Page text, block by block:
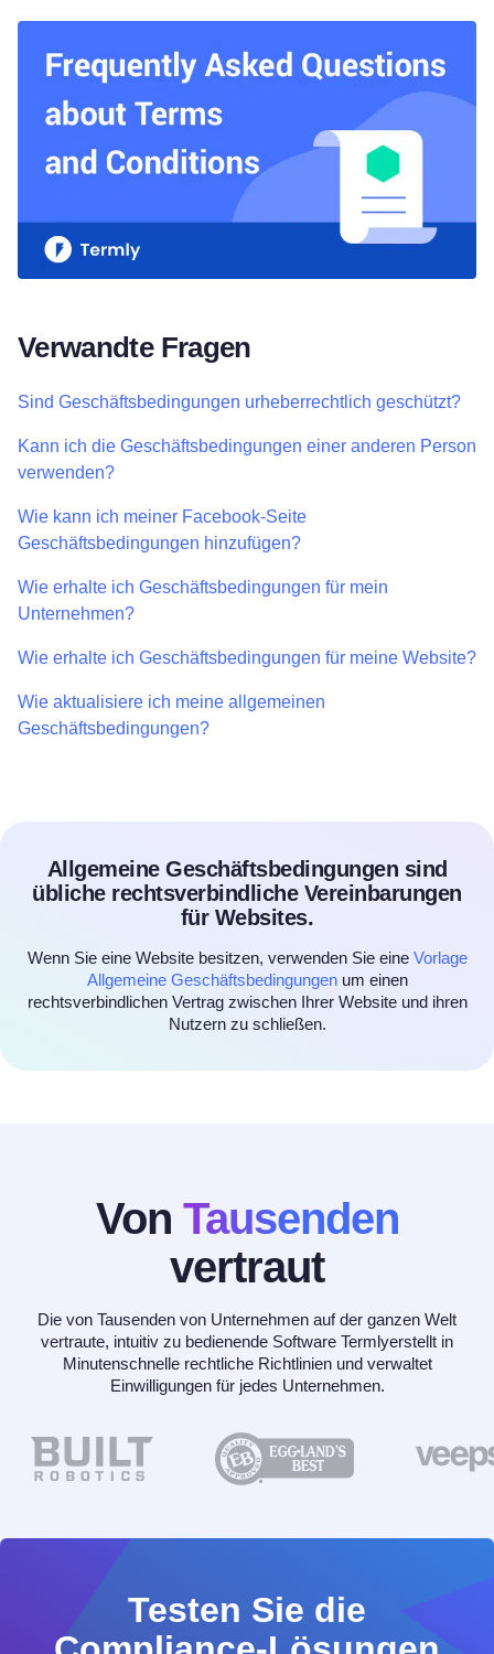
Verwandte Fragen
Sind Geschäftsbedingungen urheberrechtlich geschützt?
Kann ich die Geschäftsbedingungen einer anderen Person
verwenden?
Wie kann ich meiner Facebook-Seite
Geschäftsbedingungen hinzufügen?
Wie erhalte ich Geschäftsbedingungen für mein
Unternehmen?
Wie erhalte ich Geschäftsbedingungen für meine Website?
Wie aktualisiere ich meine allgemeinen
Geschäftsbedingungen?
Allgemeine Geschäftsbedingungen sind
übliche rechtsverbindliche Vereinbarungen
für Websites.
Wenn Sie eine Website besitzen, verwenden Sie eine Vorlage
Allgemeine Geschäftsbedingungenum einen
rechtsverbindlichen Vertrag zwischen Ihrer Website und ihren
Nutzern zu schließen.
Von Tausenden
vertraut
Die von Tausenden von Unternehmen auf der ganzen Welt
vertraute, intuitiv zu bedienende Software Termlyerstellt in
Minutenschnelle rechtliche Richtlinien und verwaltet
Einwilligungen für jedes Unternehmen.
Testen Sie die